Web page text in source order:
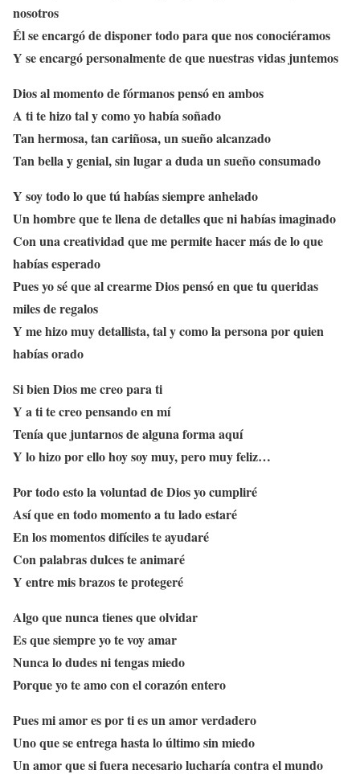
nosotros
Él se encargó de disponer todo para que nos conociéramos
Y se encargó personalmente de que nuestras vidas juntemos
Dios al momento de fórmanos pensó en ambos
A ti te hizo tal y como yo había soñado
Tan hermosa, tan cariñosa, un sueño alcanzado
Tan bella y genial, sin lugar a duda un sueño consumado
Y soy todo lo que tú habías siempre anhelado
Un hombre que te llena de detalles que ni habías imaginado
Con una creatividad que me permite hacer más de lo que
habías esperado
Pues yo sé que al crearme Dios pensó en que tu queridas
miles de regalos
Y me hizo muy detallista, tal y como la persona por quien
habías orado
Si bien Dios me creo para ti
Y a ti te creo pensando en mí
Tenía que juntarnos de alguna forma aquí
Y lo hizo por ello hoy soy muy, pero muy feliz…
Por todo esto la voluntad de Dios yo cumpliré
Así que en todo momento a tu lado estaré
En los momentos difíciles te ayudaré
Con palabras dulces te animaré
Y entre mis brazos te protegeré
Algo que nunca tienes que olvidar
Es que siempre yo te voy amar
Nunca lo dudes ni tengas miedo
Porque yo te amo con el corazón entero
Pues mi amor es por ti es un amor verdadero
Uno que se entrega hasta lo último sin miedo
Un amor que si fuera necesario lucharía contra el mundo